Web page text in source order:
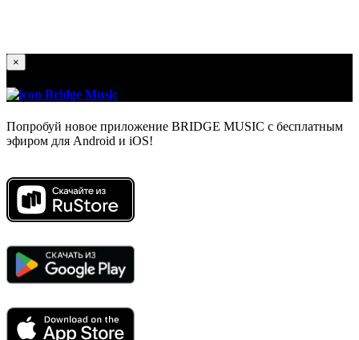
×
Bridge Music
Попробуй новое приложение BRIDGE MUSIC с бесплатным
эфиром для Android и iOS!